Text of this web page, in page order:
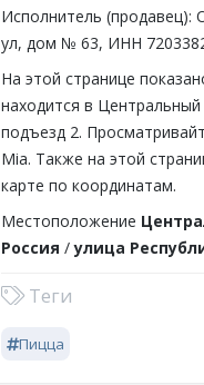
Исполнитель
ул, дом № 63, ИНН
На этой странице
находится в
подъезд 2.
Mia. Также на этой
карте по координатам.
Местоположение
Россия /улица
Теги
Пицца